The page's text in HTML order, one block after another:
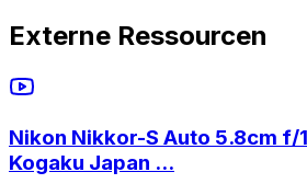
Externe Ressourcen
Nikon Nikkor-S Auto 5.8cm f/
Kogaku Japan ...